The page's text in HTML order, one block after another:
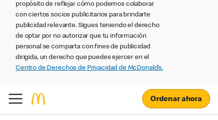
propósito de reflejar cómo podemos colaborar
con ciertos socios publicitarios para brindarte
publicidad relevante. Sigues teniendo el derecho
de optar por no autorizar que tu información
personal se comparta con fines de publicidad
dirigida, un derecho que puedes ejercer en el
Centro de Derechos de Privacidad de McDonald’s.
Ordenar ahora